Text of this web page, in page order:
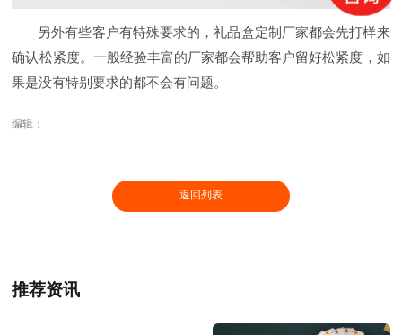
另外有些客户有特殊要求的，礼品盒定制厂家都会先打样来
确认松紧度。一般经验丰富的厂家都会帮助客户留好松紧度，如
果是没有特别要求的都不会有问题。
编辑：
返回列表
推荐资讯